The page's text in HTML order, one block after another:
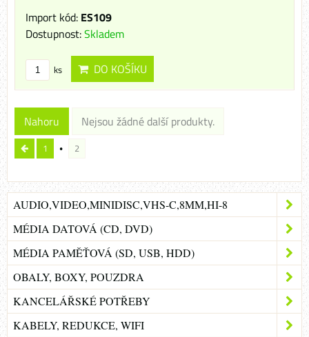
Import kód: ES109
Dostupnost:Skladem
ks DO KOŠÍKU
Nahoru Nejsou žádné další produkty.
1 2
AUDIO,VIDEO,MINIDISC,VHS-C,8MM,HI-8
MÉDIA DATOVÁ (CD, DVD)
MÉDIA PAMĚŤOVÁ (SD, USB, HDD)
OBALY, BOXY, POUZDRA
KANCELÁŘSKÉ POTŘEBY
KABELY, REDUKCE, WIFI